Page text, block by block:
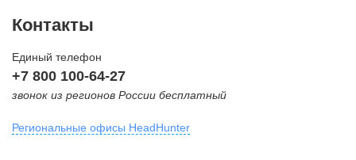
Контакты
Единый телефон
+7 800 100-64-27
звонок из регионов России бесплатный
Региональные офисы HeadHunter